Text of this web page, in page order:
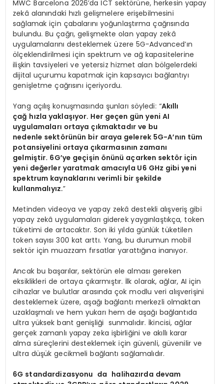
MWC Barcelona 2026’da ICT sektörüne, herkesin yapay
zekâ alanındaki hızlı gelişmelere erişebilmesini
sağlamak için çabalarını yoğunlaştırma çağrısında
bulundu. Bu çağrı, gelişmekte olan yapay zekâ
uygulamalarını desteklemek üzere 5G-Advanced’ın
ölçeklendirilmesi için spektrum ve ağ kapasitelerine
ilişkin tavsiyeleri ve yetersiz hizmet alan bölgelerdeki
dijital uçurumu kapatmak için kapsayıcı bağlantıyı
genişletme çağrısını içeriyordu.
Yang açılış konuşmasında şunları söyledi: “Akıllı
çağ hızla yaklaşıyor. Her geçen gün yeni AI
uygulamaları ortaya çıkmaktadır ve bu
nedenle sektörünün bir araya gelerek 5G-A’nın tüm
potansiyelini ortaya çıkarmasının zamanı
gelmiştir. 6G’ye geçişin önünü açarken sektör için
yeni değerler yaratmak amacıyla U6 GHz gibi yeni
spektrum kaynaklarını verimli bir şekilde
kullanmalıyız.”
Metinden videoya ve yapay zekâ destekli alışveriş gibi
yapay zekâ uygulamaları giderek yaygınlaştıkça, token
tüketimi de artacaktır. Son iki yılda günlük tüketilen
token sayısı 300 kat arttı. Yang, bu durumun mobil
sektör için muazzam fırsatlar yarattığına inanıyor.
Ancak bu başarılar, sektörün ele alması gereken
eksiklikleri de ortaya çıkarmıştır. İlk olarak, ağlar, AI için
cihazlar ve bulutlar arasında çok modlu veri alışverişini
desteklemek üzere, aşağı bağlantı merkezli olmaktan
uzaklaşmalı ve hem yukarı hem de aşağı bağlantıda
ultra yüksek bant genişliği sunmalıdır. İkincisi, ağlar
gerçek zamanlı yapay zeka işbirliğini ve akıllı karar
alma süreçlerini desteklemek için güvenli, güvenilir ve
ultra düşük gecikmeli bağlantı sağlamalıdır.
6G standardizasyonu da halihazırda devam